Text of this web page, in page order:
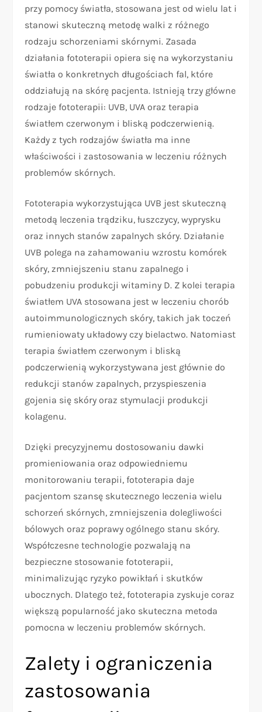
przy pomocy światła, stosowana jest od wielu lat i
stanowi skuteczną metodę walki z różnego
rodzaju schorzeniami skórnymi. Zasada
działania fototerapii opiera się na wykorzystaniu
światła o konkretnych długościach fal, które
oddziałują na skórę pacjenta. Istnieją trzy główne
rodzaje fototerapii: UVB, UVA oraz terapia
światłem czerwonym i bliską podczerwienią.
Każdy z tych rodzajów światła ma inne
właściwości i zastosowania w leczeniu różnych
problemów skórnych.
Fototerapia wykorzystująca UVB jest skuteczną
metodą leczenia trądziku, łuszczycy, wyprysku
oraz innych stanów zapalnych skóry. Działanie
UVB polega na zahamowaniu wzrostu komórek
skóry, zmniejszeniu stanu zapalnego i
pobudzeniu produkcji witaminy D. Z kolei terapia
światłem UVA stosowana jest w leczeniu chorób
autoimmunologicznych skóry, takich jak toczeń
rumieniowaty układowy czy bielactwo. Natomiast
terapia światłem czerwonym i bliską
podczerwienią wykorzystywana jest głównie do
redukcji stanów zapalnych, przyspieszenia
gojenia się skóry oraz stymulacji produkcji
kolagenu.
Dzięki precyzyjnemu dostosowaniu dawki
promieniowania oraz odpowiedniemu
monitorowaniu terapii, fototerapia daje
pacjentom szansę skutecznego leczenia wielu
schorzeń skórnych, zmniejszenia dolegliwości
bólowych oraz poprawy ogólnego stanu skóry.
Współczesne technologie pozwalają na
bezpieczne stosowanie fototerapii,
minimalizując ryzyko powikłań i skutków
ubocznych. Dlatego też, fototerapia zyskuje coraz
większą popularność jako skuteczna metoda
pomocna w leczeniu problemów skórnych.
Zalety i ograniczenia
zastosowania